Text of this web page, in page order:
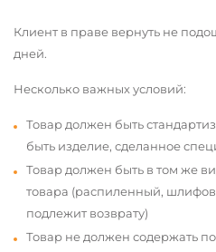
Клиент в праве вернуть не
дней.
Несколько важных условий:
Товар должен быть
быть изделие, сделанное
Товар должен быть в том же
товара (распиленный,
подлежит возврату)
Товар не должен содержать